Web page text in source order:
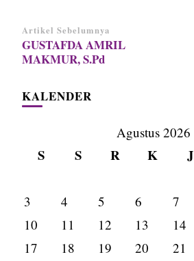
Navigasi
Artikel
Artikel Sebelumnya
GUSTAFDA AMRIL
MAKMUR, S.Pd
KALENDER
Agustus 2026
S S R K J
3
4 5 6 7
10
11 12 13 14
17
18 19 20 21